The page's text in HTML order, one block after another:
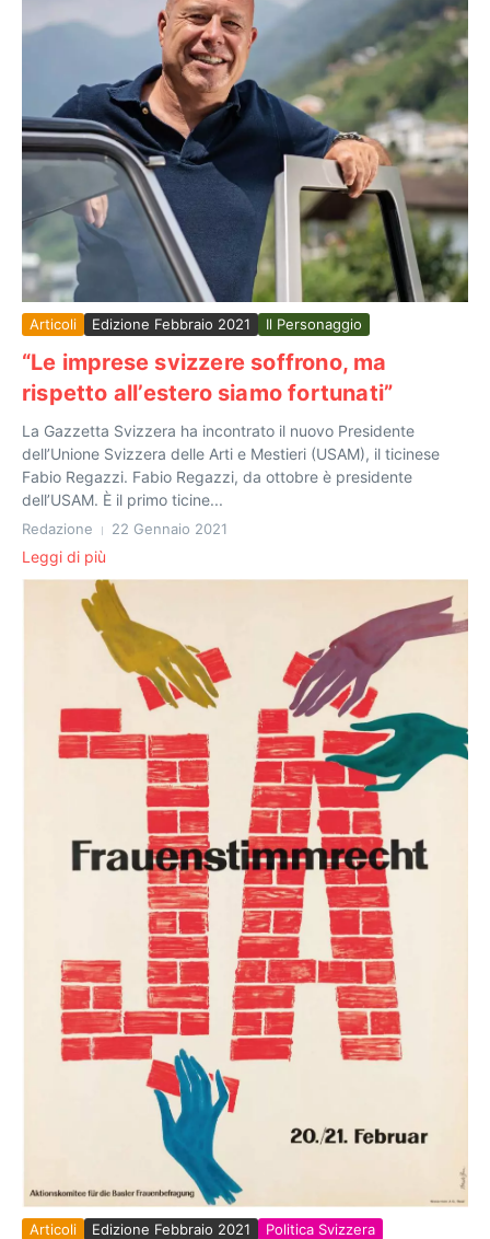
Articoli Edizione Febbraio 2021 Il Personaggio
“Le imprese svizzere soffrono, ma
rispetto all’estero siamo fortunati”
La Gazzetta Svizzera ha incontrato il nuovo Presidente
dell’Unione Svizzera delle Arti e Mestieri (USAM), il ticinese
Fabio Regazzi. Fabio Regazzi, da ottobre è presidente
dell’USAM. È il primo ticine...
Redazione 22 Gennaio 2021
Leggi di più
Articoli Edizione Febbraio 2021 Politica Svizzera